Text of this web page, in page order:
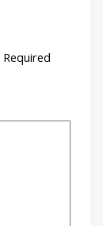
Required